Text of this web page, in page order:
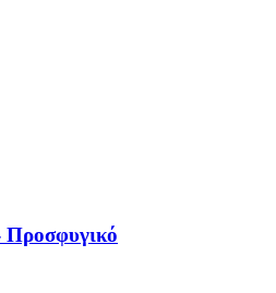
Προσφυγικό